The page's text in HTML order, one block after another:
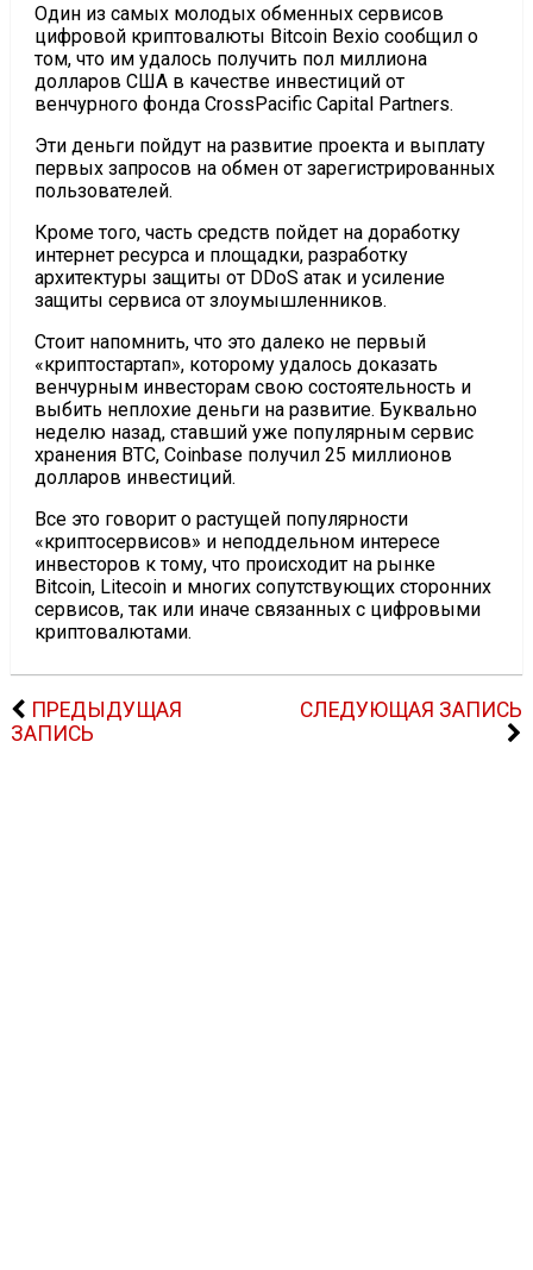
Один из самых молодых обменных сервисов
цифровой криптовалюты Bitcoin Bexio сообщил о
том, что им удалось получить пол миллиона
долларов США в качестве инвестиций от
венчурного фонда CrossPacific Capital Partners.
Эти деньги пойдут на развитие проекта и выплату
первых запросов на обмен от зарегистрированных
пользователей.
Кроме того, часть средств пойдет на доработку
интернет ресурса и площадки, разработку
архитектуры защиты от DDoS атак и усиление
защиты сервиса от злоумышленников.
Стоит напомнить, что это далеко не первый
«криптостартап», которому удалось доказать
венчурным инвесторам свою состоятельность и
выбить неплохие деньги на развитие. Буквально
неделю назад, ставший уже популярным сервис
хранения BTC, Coinbase получил 25 миллионов
долларов инвестиций.
Все это говорит о растущей популярности
«криптосервисов» и неподдельном интересе
инвесторов к тому, что происходит на рынке
Bitcoin, Litecoin и многих сопутствующих сторонних
сервисов, так или иначе связанных с цифровыми
криптовалютами.
ПРЕДЫДУЩАЯ
ЗАПИСЬ
СЛЕДУЮЩАЯ ЗАПИСЬ